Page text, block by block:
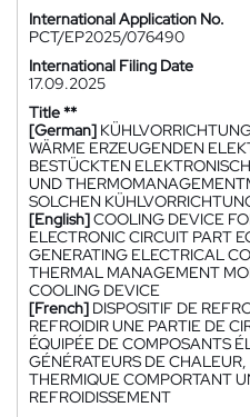
International Application No.
PCT/EP2025/076490
International Filing Date
17.09.2025
Title **
[German]
WÄRME ERZEUGENDEN
BESTÜCKTEN
UND
SOLCHEN
[English]COOLING DEVICE
ELECTRONIC CIRCUIT PART
GENERATING ELECTRICAL
THERMAL MANAGEMENT
COOLING DEVICE
[French] DISPOSITIF DE
REFROIDIR UNE PARTIE DE
ÉQUIPÉE DE COMPOSANTS
GÉNÉRATEURS DE
THERMIQUE COMPORTANT
REFROIDISSEMENT